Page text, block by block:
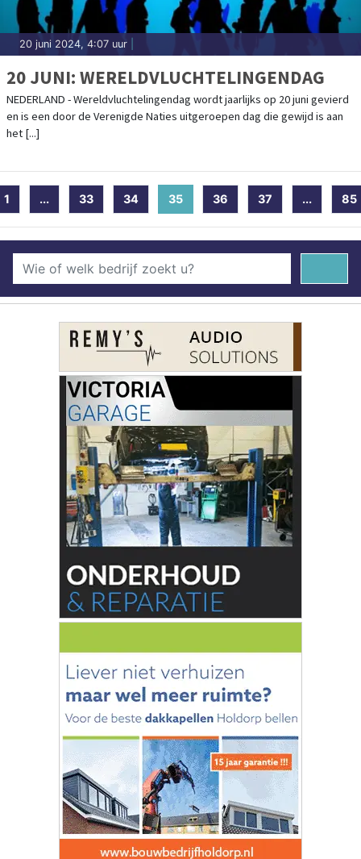
20 juni 2024, 4:07 uur
20 JUNI: WERELDVLUCHTELINGENDAG
NEDERLAND - Wereldvluchtelingendag wordt jaarlijks op 20 juni gevierd
en is een door de Verenigde Naties uitgeroepen dag die gewijd is aan
het [...]
1 ... 33 34 35 (current)
36 37 ... 85